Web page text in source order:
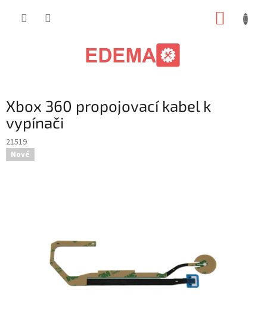
Xbox 360 propojovací kabel k
vypínači
21519
Nové